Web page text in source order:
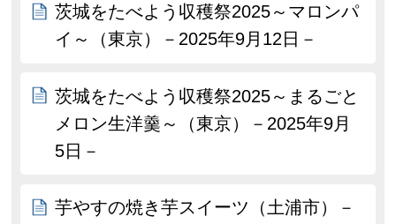
茨城をたべよう収穫祭2025～マロンパ
イ～（東京）－2025年9月12日－
茨城をたべよう収穫祭2025～まるごと
メロン生洋羹～（東京）－2025年9月
5日－
芋やすの焼き芋スイーツ（土浦市）－